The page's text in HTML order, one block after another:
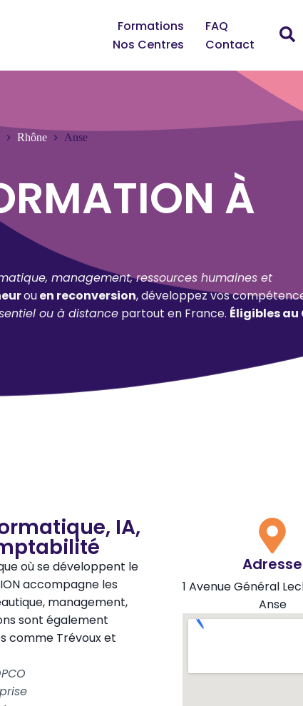
Formations
FAQ
Nos Centres
Contact
Rhône Anse
À
management, ressources humaines et
ouen reconversion, développez vos
ou à distance partout en France. Éligibles au
IA,
où se développent le
accompagne les
management,
sont également
comme Trévoux et
Adresse
1 Avenue Général
Anse